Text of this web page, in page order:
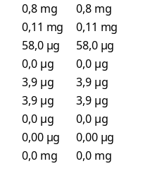
0,8 mg
0,8 mg
0,11 mg
0,11 mg
58,0 µg
58,0 µg
0,0 µg
0,0 µg
3,9 µg
3,9 µg
3,9 µg
3,9 µg
0,0 µg
0,0 µg
0,00 µg
0,00 µg
0,0 mg
0,0 mg